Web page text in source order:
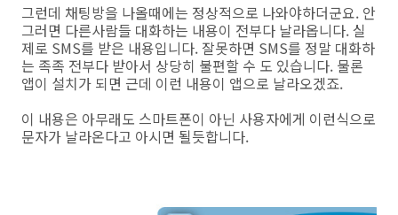
그런데 채팅방을 나올때에는 정상적으로 나와야하더군요. 안
그러면 다른사람들 대화하는 내용이 전부다 날라옵니다. 실
제로 SMS를 받은 내용입니다. 잘못하면 SMS를 정말 대화하
는 족족 전부다 받아서 상당히 불편할 수 도 있습니다. 물론
앱이 설치가 되면 근데 이런 내용이 앱으로 날라오겠죠.
이 내용은 아무래도 스마트폰이 아닌 사용자에게 이런식으로
문자가 날라온다고 아시면 될듯합니다.